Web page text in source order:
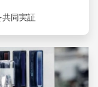
共同実証